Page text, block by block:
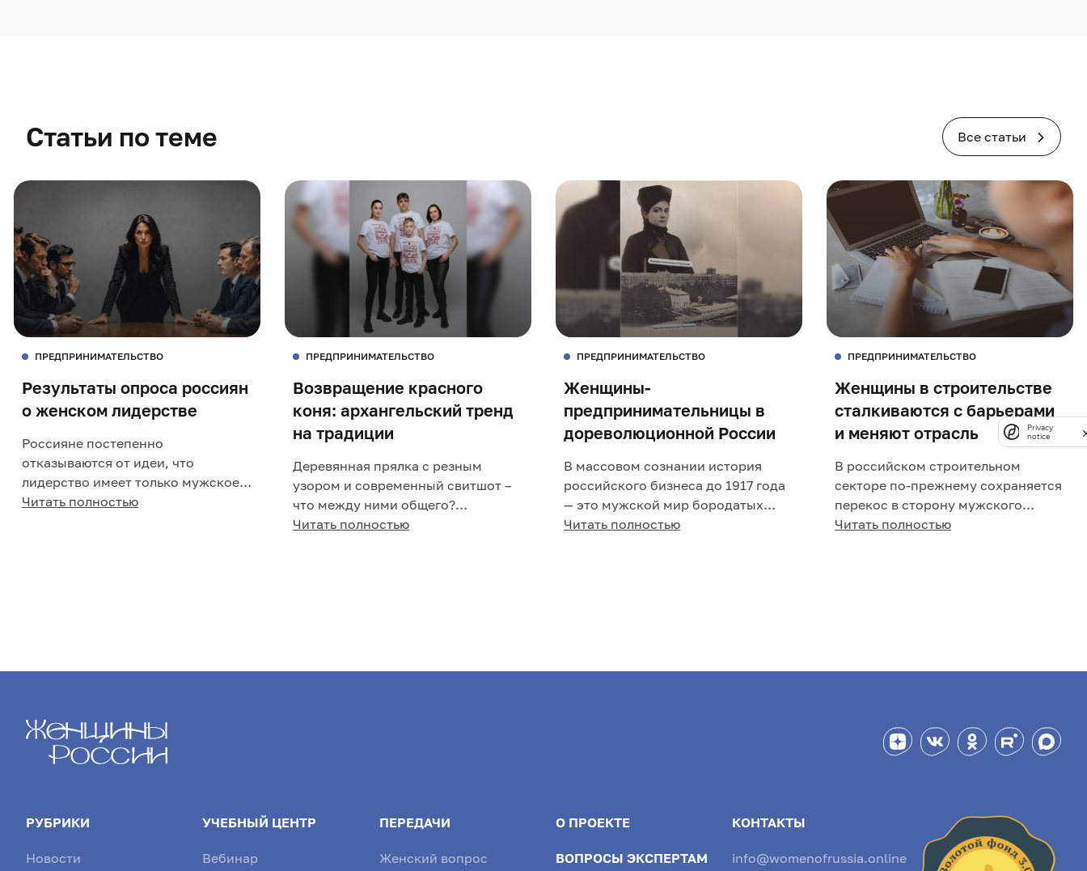
Статьи по теме Все статьи
ПРЕДПРИНИМАТЕЛЬСТВО
Результаты опроса россиян
о женском лидерстве
Россияне постепенно
отказываются от идеи, что
лидерство имеет только мужское
лицо. Право женщины быть первой
Читать полностью
ПРЕДПРИНИМАТЕЛЬСТВО
Возвращение красного
коня: архангельский тренд
на традиции
Деревянная прялка с резным
узором и современный свитшот –
что между ними общего?
Оказывается, очень многое.
Читать полностью
ПРЕДПРИНИМАТЕЛЬСТВО
Женщины-
предпринимательницы в
дореволюционной России
В массовом сознании история
российского бизнеса до 1917 года
— это мужской мир бородатых
купцов и суровых
Читать полностью
ПРЕДПРИНИМАТЕЛЬСТВО
Женщины в строительстве
сталкиваются с барьерами
и меняют отрасль
В российском строительном
секторе по-прежнему сохраняется
перекос в сторону мужского
доминирования. И это несмотря на
Читать полностью
РУБРИКИ
Новости
УЧЕБНЫЙ ЦЕНТР
Вебинар
ПЕРЕДАЧИ
Женский вопрос
О ПРОЕКТЕ
ВОПРОСЫ ЭКСПЕРТАМ
КОНТАКТЫ
info@womenofrussia.online
Privacy
notice